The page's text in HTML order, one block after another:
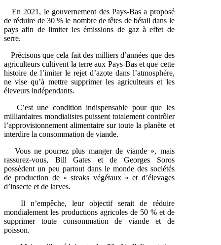
En 2021, le gouvernement des Pays-Bas a proposé
de réduire de 30 % le nombre de têtes de bétail dans le
pays afin de limiter les émissions de gaz à effet de
serre.
Précisons que cela fait des milliers d’années que des
agriculteurs cultivent la terre aux Pays-Bas et que cette
histoire de l’imiter le rejet d’azote dans l’atmosphère,
ne vise qu’à mettre supprimer les agriculteurs et les
éleveurs indépendants.
C’est une condition indispensable pour que les
milliardaires mondialistes puissent totalement contrôler
l’approvisionnement alimentaire sur toute la planète et
interdire la consommation de viande.
Vous ne pourrez plus manger de viande », mais
rassurez-vous, Bill Gates et de Georges Soros
possèdent un peu partout dans le monde des sociétés
de production de « steaks végétaux » et d’élevages
d’insecte et de larves.
Il n’empêche, leur objectif serait de réduire
mondialement les productions agricoles de 50 % et de
supprimer toute consommation de viande et de
poisson.